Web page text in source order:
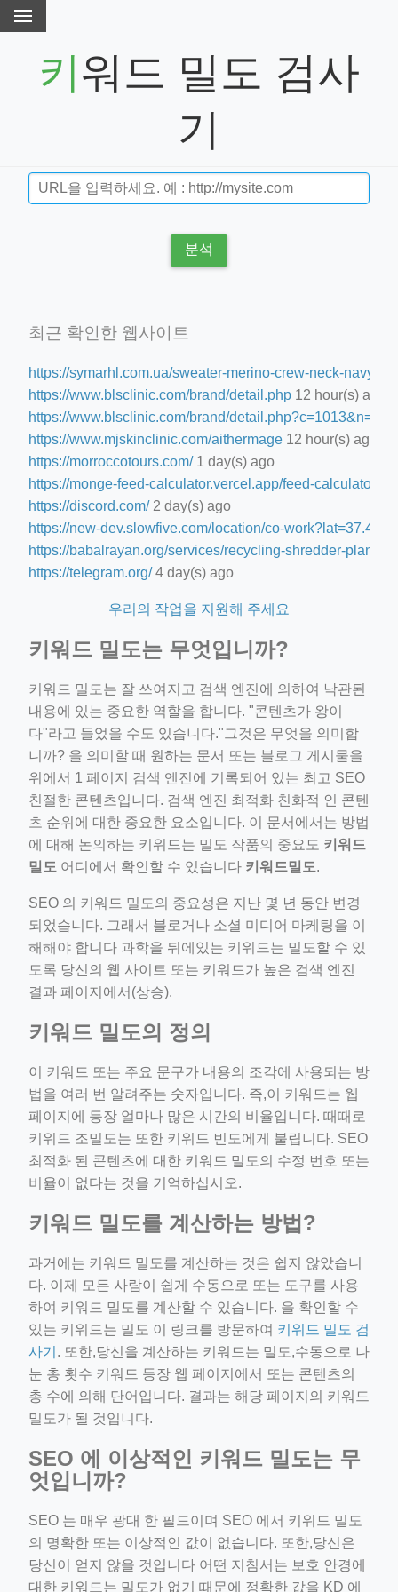
crew-neck-navy-blue/
feed-calculator
work?lat=37.49813&lng=127.0284&zoom=16
shredder-plant-equipment/scrap-shredder-fabrication
키워드 밀도 검사
기
분석
최근 확인한 웹사이트
https://symarhl.com.ua/sweater-merino-crew-neck-navy-
https://www.blsclinic.com/brand/detail.php 12 hour(s) ago
https://www.blsclinic.com/brand/
https://www.mjskinclinic.com/aithermage 12 hour(s) ago
https://morroccotours.com/1 day(s) ago
https://monge-feed-calculator.vercel.app/feed-calculator
https://discord.com/2 day(s) ago
https://new-dev.slowfive.com/location/co-
https://babalrayan.org/services/recycling-shredder-plant-
https://telegram.org/4 day(s) ago
우리의 작업을 지원해 주세요
키워드 밀도는 무엇입니까?
키워드 밀도는 잘 쓰여지고 검색 엔진에 의하여 낙관된
내용에 있는 중요한 역할을 합니다. "콘텐츠가 왕이
다"라고 들었을 수도 있습니다."그것은 무엇을 의미합
니까? 을 의미할 때 원하는 문서 또는 블로그 게시물을
위에서 1 페이지 검색 엔진에 기록되어 있는 최고 SEO
친절한 콘텐츠입니다. 검색 엔진 최적화 친화적 인 콘텐
츠 순위에 대한 중요한 요소입니다. 이 문서에서는 방법
에 대해 논의하는 키워드는 밀도 작품의 중요도 키워드
밀도 어디에서 확인할 수 있습니다 키워드밀도.
SEO 의 키워드 밀도의 중요성은 지난 몇 년 동안 변경
되었습니다. 그래서 블로거나 소셜 미디어 마케팅을 이
해해야 합니다 과학을 뒤에있는 키워드는 밀도할 수 있
도록 당신의 웹 사이트 또는 키워드가 높은 검색 엔진
결과 페이지에서(상승).
키워드 밀도의 정의
이 키워드 또는 주요 문구가 내용의 조각에 사용되는 방
법을 여러 번 알려주는 숫자입니다. 즉,이 키워드는 웹
페이지에 등장 얼마나 많은 시간의 비율입니다. 때때로
키워드 조밀도는 또한 키워드 빈도에게 불립니다. SEO
최적화 된 콘텐츠에 대한 키워드 밀도의 수정 번호 또는
비율이 없다는 것을 기억하십시오.
키워드 밀도를 계산하는 방법?
과거에는 키워드 밀도를 계산하는 것은 쉽지 않았습니
다. 이제 모든 사람이 쉽게 수동으로 또는 도구를 사용
하여 키워드 밀도를 계산할 수 있습니다. 을 확인할 수
있는 키워드는 밀도 이 링크를 방문하여 키워드 밀도 검
사기 . 또한,당신을 계산하는 키워드는 밀도,수동으로 나
눈 총 횟수 키워드 등장 웹 페이지에서 또는 콘텐츠의
총 수에 의해 단어입니다. 결과는 해당 페이지의 키워드
밀도가 될 것입니다.
SEO 에 이상적인 키워드 밀도는 무
엇입니까?
SEO 는 매우 광대 한 필드이며 SEO 에서 키워드 밀도
의 명확한 또는 이상적인 값이 없습니다. 또한,당신은
당신이 얻지 않을 것입니다 어떤 지침서는 보호 안경에
대한 키워드는 밀도가 없기 때문에 정확한 값을 KD 에